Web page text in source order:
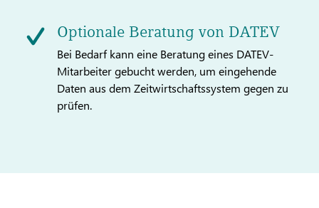
Optionale Beratung von DATEV
Bei Bedarf kann eine Beratung eines DATEV-
Mitarbeiter gebucht werden, um eingehende
Daten aus dem Zeitwirtschaftssystem gegen zu
prüfen.